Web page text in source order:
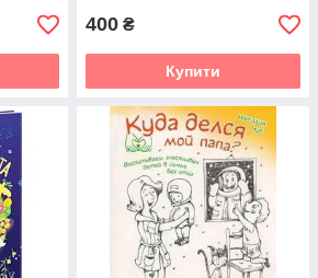
400 ₴
Купити